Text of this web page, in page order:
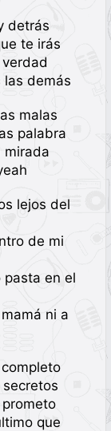
detrás
te irás
las demás
malas
palabra
mirada
lejos del
de mi
pasta en el
ni a
que